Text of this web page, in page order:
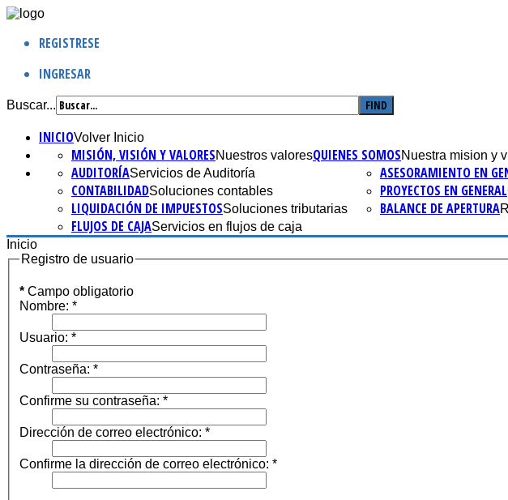
REGISTRESE
INGRESAR
Buscar...
INICIOVolver Inicio
QUIENES SOMOSNuestra mision y
MISIÓN, VISIÓN Y VALORESNuestros valores
AUDITORÍAServicios de Auditoría
CONTABILIDADSoluciones contables
LIQUIDACIÓN DE IMPUESTOSSoluciones tributarias
FLUJOS DE CAJAServicios en flujos de caja
ASESORAMIENTO EN
PROYECTOS EN GENERAL
BALANCE DE APERTURA
Inicio
Registro de usuario
* Campo obligatorio
Nombre: *
Usuario: *
Contraseña: *
Confirme su contraseña: *
Dirección de correo electrónico: *
Confirme la dirección de correo electrónico: *